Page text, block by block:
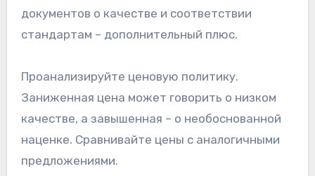
документов о качестве и соответствии
стандартам – дополнительный плюс.
Проанализируйте ценовую политику.
Заниженная цена может говорить о низком
качестве, а завышенная – о необоснованной
наценке. Сравнивайте цены с аналогичными
предложениями.